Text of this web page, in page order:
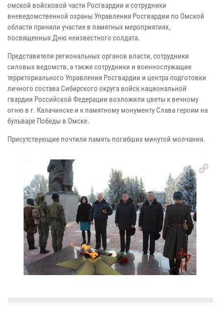
омской войсковой части Росгвардии и сотрудники
вневедомственной охраны Управления Росгвардии по Омской
области приняли участие в памятных мероприятиях,
посвященных Дню неизвестного солдата.
Представители региональных органов власти, сотрудники
силовых ведомств, а также сотрудники и военнослужащие
территориального Управления Росгвардии и центра подготовки
личного состава Сибирского округа войск национальной
гвардии Российской Федерации возложили цветы к вечному
огню в г. Калачинске и к памятному монументу Слава героям на
бульваре Победы в Омске.
Присутствующие почтили память погибших минутой молчания.